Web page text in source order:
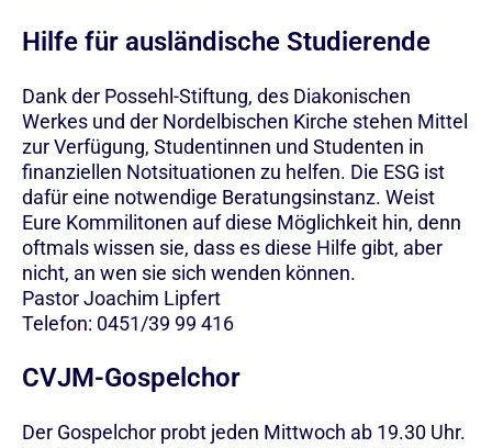
Hilfe für ausländische Studierende
Dank der Possehl-Stiftung, des Diakonischen
Werkes und der Nordelbischen Kirche stehen Mittel
zur Verfügung, Studentinnen und Studenten in
finanziellen Notsituationen zu helfen. Die ESG ist
dafür eine notwendige Beratungsinstanz. Weist
Eure Kommilitonen auf diese Möglichkeit hin, denn
oftmals wissen sie, dass es diese Hilfe gibt, aber
nicht, an wen sie sich wenden können.
Pastor Joachim Lipfert
Telefon: 0451/39 99 416
CVJM-Gospelchor
Der Gospelchor probt jeden Mittwoch ab 19.30 Uhr.